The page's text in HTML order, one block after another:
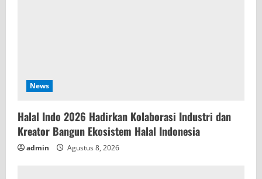
News
Halal Indo 2026 Hadirkan Kolaborasi Industri dan
Kreator Bangun Ekosistem Halal Indonesia
admin Agustus 8, 2026